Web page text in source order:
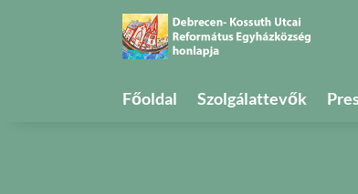
Főoldal Szolgálattevők